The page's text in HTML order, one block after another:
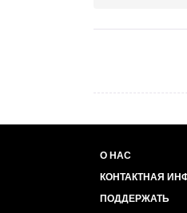
О НАС
КОНТАКТНАЯ
ПОДДЕРЖАТЬ